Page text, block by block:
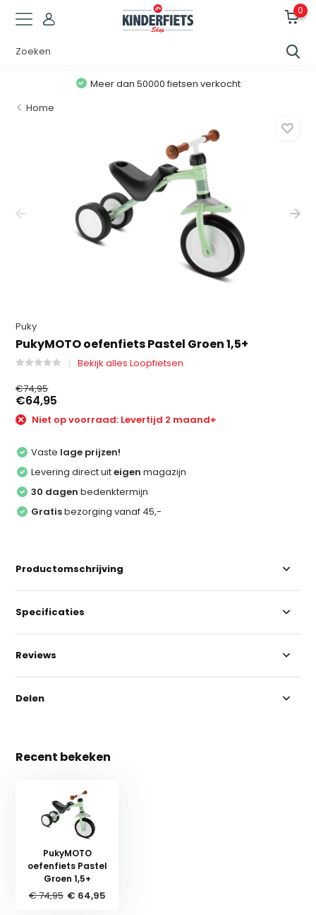
0
Meer dan 50000 fietsen verkocht
Home
Puky
PukyMOTO oefenfiets Pastel Groen 1,5+
Bekijk alles Loopfietsen
€74,95
€64,95
Niet op voorraad: Levertijd 2 maand+
Vaste lage prijzen!
Levering direct uiteigen magazijn
30 dagen bedenktermijn
Gratisbezorging vanaf 45,-
Productomschrijving
Specificaties
Reviews
Delen
Recent bekeken
PukyMOTO
oefenfiets Pastel
Groen 1,5+
€ 74,95 € 64,95